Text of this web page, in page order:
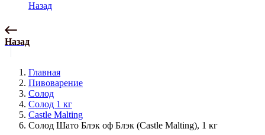
Назад
Назад
Главная
Пивоварение
Солод
Солод 1 кг
Castle Malting
Солод Шато Блэк оф Блэк (Castle Malting), 1 кг